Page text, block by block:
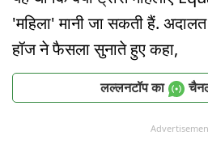
'महिला' मानी जा सकती हैं.
हॉज ने फैसला सुनाते हुए कहा,
लल्लनटॉप का